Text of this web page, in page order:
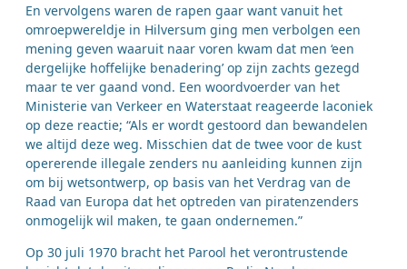
En vervolgens waren de rapen gaar want vanuit het
omroepwereldje in Hilversum ging men verbolgen een
mening geven waaruit naar voren kwam dat men ‘een
dergelijke hoffelijke benadering’ op zijn zachts gezegd
maar te ver gaand vond. Een woordvoerder van het
Ministerie van Verkeer en Waterstaat reageerde laconiek
op deze reactie; “Als er wordt gestoord dan bewandelen
we altijd deze weg. Misschien dat de twee voor de kust
opererende illegale zenders nu aanleiding kunnen zijn
om bij wetsontwerp, op basis van het Verdrag van de
Raad van Europa dat het optreden van piratenzenders
onmogelijk wil maken, te gaan ondernemen.”
Op 30 juli 1970 bracht het Parool het verontrustende